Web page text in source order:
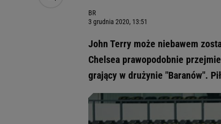
BR
3 grudnia 2020, 13:51
John Terry może niebawem
Chelsea prawopodobnie
grający w drużynie "Baranów".